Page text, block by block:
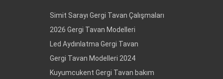
Simit Sarayı Gergi Tavan Çalışmaları
2026 Gergi Tavan Modelleri
Led Aydınlatma Gergi Tavan
Gergi Tavan Modelleri 2024
Kuyumcukent Gergi Tavan bakım